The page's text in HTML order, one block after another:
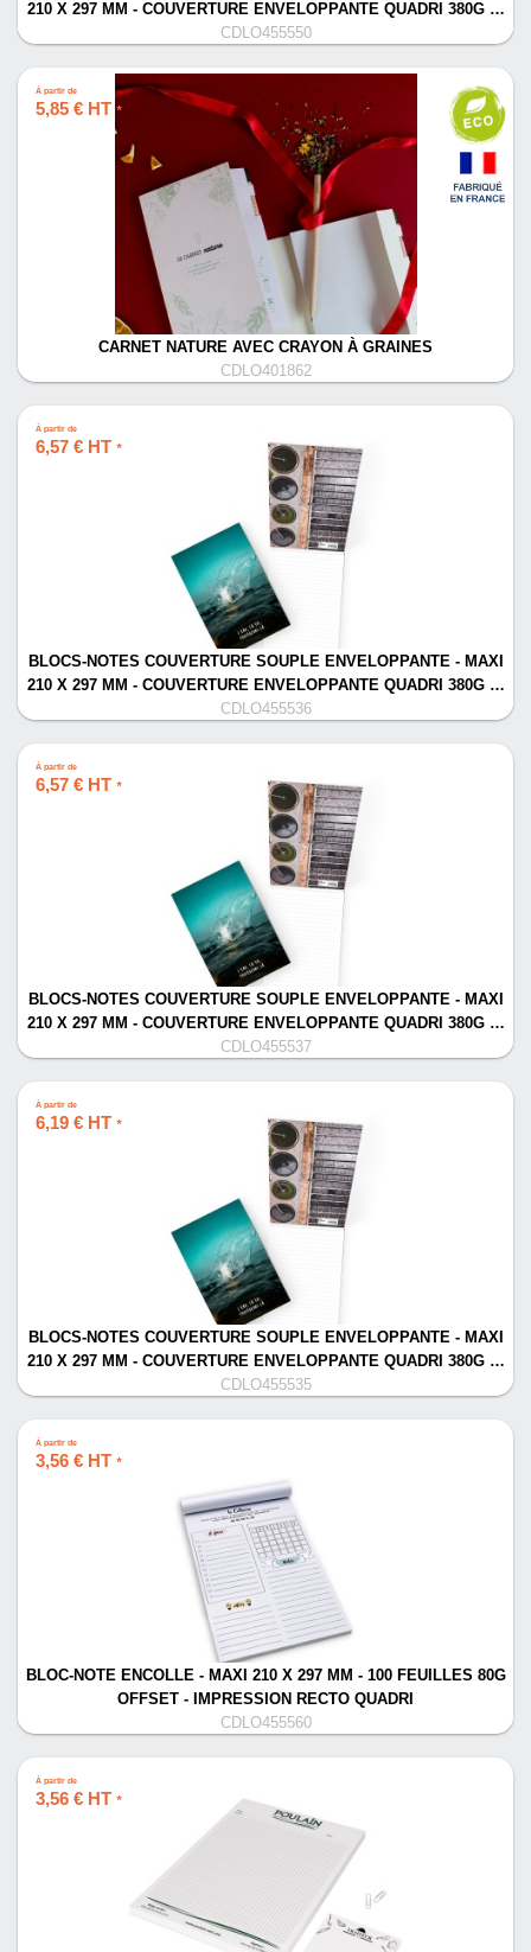
210 X 297 MM - COUVERTURE ENVELOPPANTE QUADRI 380G …
CDLO455550
À partir de
5,85 € HT *
CARNET NATURE AVEC CRAYON À GRAINES
CDLO401862
À partir de
6,57 € HT *
BLOCS-NOTES COUVERTURE SOUPLE ENVELOPPANTE - MAXI
210 X 297 MM - COUVERTURE ENVELOPPANTE QUADRI 380G …
CDLO455536
À partir de
6,57 € HT *
BLOCS-NOTES COUVERTURE SOUPLE ENVELOPPANTE - MAXI
210 X 297 MM - COUVERTURE ENVELOPPANTE QUADRI 380G …
CDLO455537
À partir de
6,19 € HT *
BLOCS-NOTES COUVERTURE SOUPLE ENVELOPPANTE - MAXI
210 X 297 MM - COUVERTURE ENVELOPPANTE QUADRI 380G …
CDLO455535
À partir de
3,56 € HT *
BLOC-NOTE ENCOLLE - MAXI 210 X 297 MM - 100 FEUILLES 80G
OFFSET - IMPRESSION RECTO QUADRI
CDLO455560
À partir de
3,56 € HT *